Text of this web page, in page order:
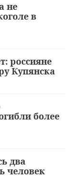
не
в
россияне
Купянска
более
два
человек